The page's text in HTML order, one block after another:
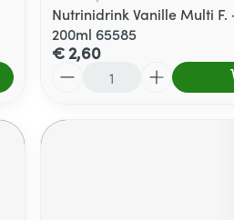
Nutrinidrink Vanille Multi F.
200ml 65585
€ 2,60